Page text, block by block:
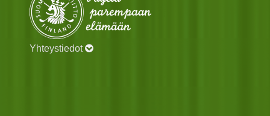
Yhteystiedot